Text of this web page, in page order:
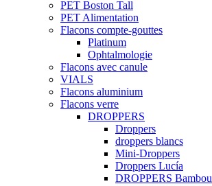
PET Boston Tall
PET Alimentation
Flacons compte-gouttes
Platinum
Ophtalmologie
Flacons avec canule
VIALS
Flacons aluminium
Flacons verre
DROPPERS
Droppers
droppers blancs
Mini-Droppers
Droppers Lucía
DROPPERS Bambou